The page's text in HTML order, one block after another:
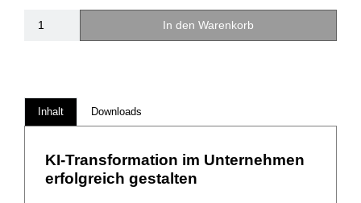
In den Warenkorb
Inhalt Downloads
KI-Transformation im Unternehmen
erfolgreich gestalten